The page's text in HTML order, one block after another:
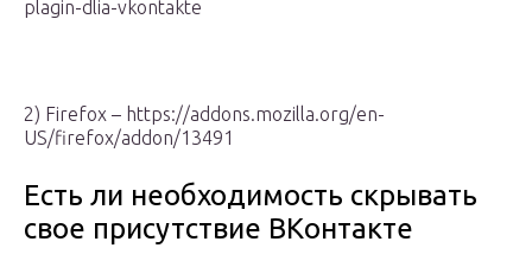
plagin-dlia-vkontakte
2) Firefox – https://addons.mozilla.org/en-
US/firefox/addon/13491
Есть ли необходимость скрывать
свое присутствие ВКонтакте